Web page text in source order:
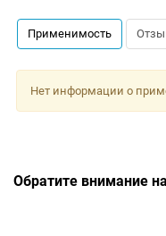
Применимость
Нет информации о
Обратите внимание